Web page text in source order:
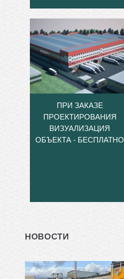
ПРИ ЗАКАЗЕ
ПРОЕКТИРОВАНИЯ
ВИЗУАЛИЗАЦИЯ
ОБЪЕКТА - БЕСПЛАТНО
НОВОСТИ